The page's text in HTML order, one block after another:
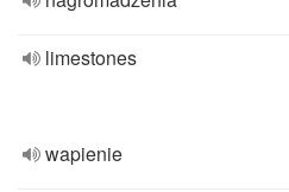
limestones
wapienie